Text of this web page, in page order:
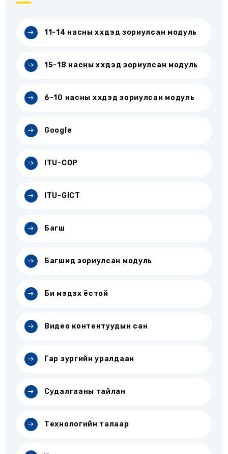
11-14 насны хүүхдэд зориулсан модуль
15-18 насны хүүхдэд зориулсан модуль
6-10 насны хүүхдэд зориулсан модуль
Google
ITU-COP
ITU-GICT
Багш
Багшид зориулсан модуль
Би мэдэх ёстой
Видео контентуудын сан
Гар зургийн уралдаан
Судалгааны тайлан
Технологийн талаар